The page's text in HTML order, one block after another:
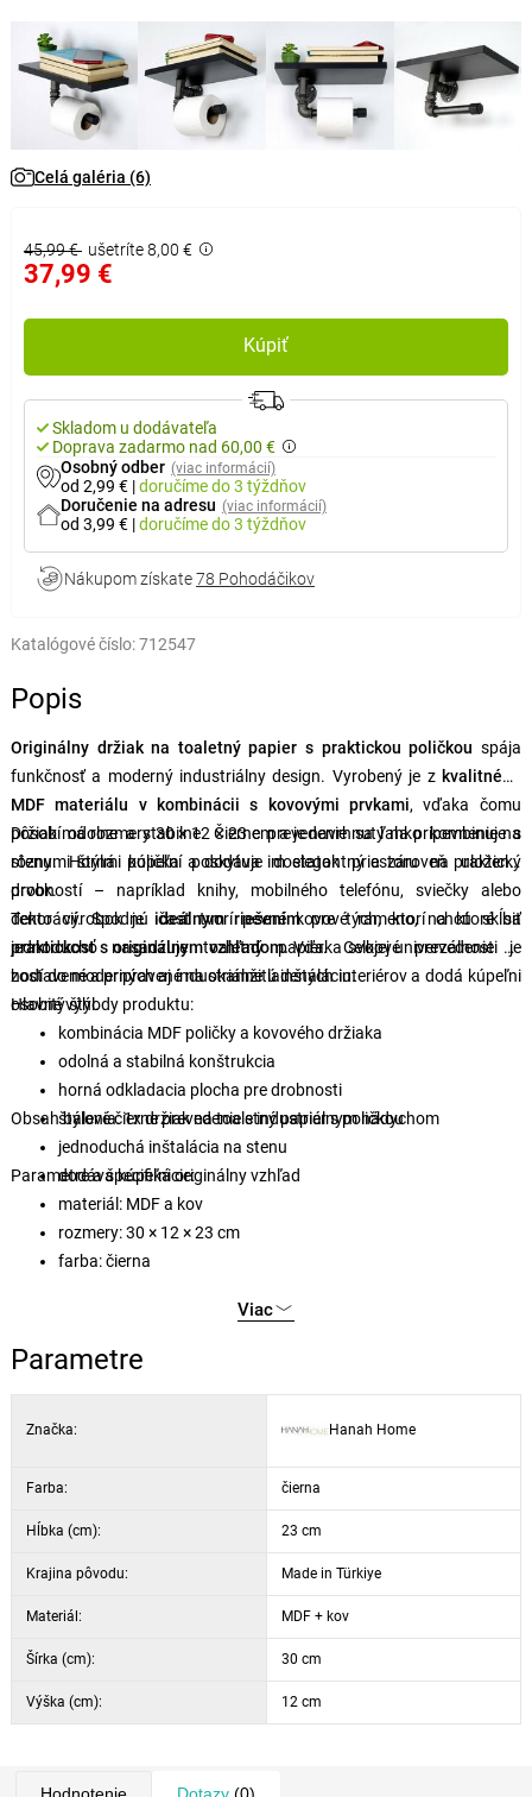
Celá galéria (6)
45,99 € ušetríte 8,00 €
37,99 €
Kúpiť
Skladom u dodávateľa
Doprava zadarmo nad 60,00 €
Osobný odber (viac informácií)
od 2,99 € |doručímedo 3 týždňov
Doručenie na adresu (viac informácií)
od 3,99 € |doručímedo 3 týždňov
Nákupom získate78 Pohodáčikov
Katalógové číslo:712547
Popis
Originálny držiak na toaletný papier s praktickou poličkou spája
funkčnosť a moderný industriálny design. Vyrobený je z kvalitného
MDF materiálu v kombinácii s kovovými prvkami, vďaka čomu
pôsobí odolne a stabilne. Čierne prevedenie sa ľahko kombinuje s
rôznymi štýlmi kúpeľní a dodáva im elegantný a zároveň praktický
prvok.
Držiak má rozmery 30 × 12 × 23 cm a je navrhnutý na pripevnenie na
stenu. Horná polička poskytuje dostatok priestoru na uloženie
drobností – napríklad knihy, mobilného telefónu, sviečky alebo
dekorácií. Spodnú časť tvorí pevné kovové rameno, na ktoré sa
jednoducho nasadzuje toaletný papier. Celkové prevedenie je
zostavené a pripravené na okamžitú inštaláciu.
Tento výrobok je ideálnym riešenímpre tých, ktorí chcú skĺbiť
praktickosť s originálnym vzhľadom.Vďaka svojej univerzálnosti sa
hodí do moderných aj industriálne ladených interiérov a dodá kúpeľni
osobitý štýl.
Hlavné výhody produktu:
kombinácia MDF poličky a kovového držiaka
odolná a stabilná konštrukcia
horná odkladacia plocha pre drobnosti
štýlové čierne prevedenie s industriálnym nádychom
jednoduchá inštalácia na stenu
dodáva kúpeľni originálny vzhľad
Obsah balenia:1x držiak na toaletný papier s poličkou
Parametre a špecifikácie:
materiál: MDF a kov
rozmery: 30 × 12 × 23 cm
farba: čierna
využitie: kúpeľne a toaletyViac
Parametre
Značka: Hanah Home
Farba: čierna
Hĺbka (cm): 23 cm
Krajina pôvodu: Made in Türkiye
Materiál: MDF + kov
Šírka (cm): 30 cm
Výška (cm): 12 cm
Hodnotenie Dotazy(0)